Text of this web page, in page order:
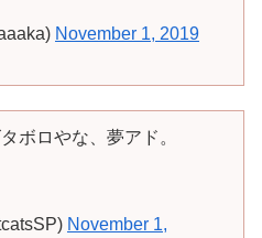
November 1, 2019
ボロやな、夢アド。
November 1,